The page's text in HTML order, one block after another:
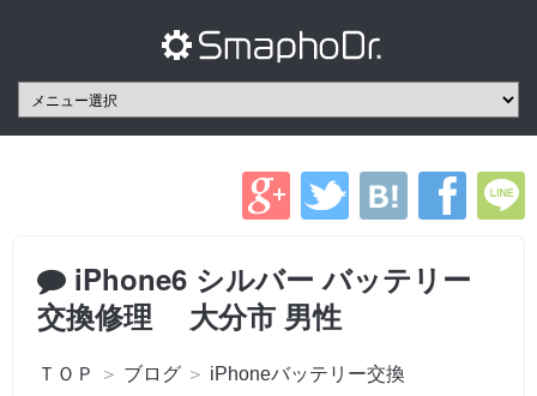
iPhone6 シルバー バッテリー
交換修理 大分市 男性
ＴＯＰ ＞ ブログ ＞ iPhoneバッテリー交換